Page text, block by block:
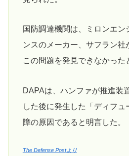
国防調達機関は、ミロンエン
ンスのメーカー、サフラン社
この問題を発見できなかった
DAPAは、ハンファが推進装
した後に発生した「ディフュ
障の原因であると明言した。
The Defense Postより